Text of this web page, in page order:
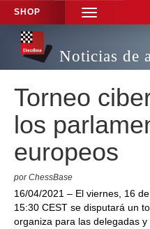
SHOP
TOGGLE
NAVIGATION
Noticias de
Torneo
los
europeos
por ChessBase
16/04/2021 – El viernes, 16
15:30 CEST se disputará un
organiza para las delegadas